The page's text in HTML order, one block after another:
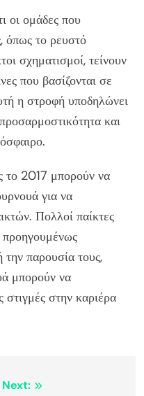
οι ομάδες που
όπως το ρευστό
σχηματισμοί, τείνουν
που βασίζονται σε
η στροφή υποδηλώνει
και
το 2017 μπορούν να
για να
Πολλοί παίκτες
προηγουμένως
την παρουσία τους,
μπορούν να
στιγμές στην καριέρα
Next: